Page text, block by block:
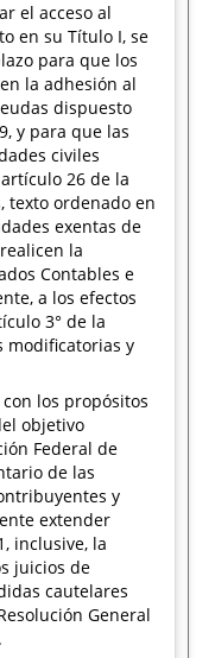
el acceso al
en su Título I, se
para que los
la adhesión al
dispuesto
y para que las
civiles
26 de la
texto ordenado en
exentas de
la
Contables e
a los efectos
3° de la
modificatorias y
los propósitos
objetivo
Federal de
de las
y
extender
inclusive, la
juicios de
cautelares
General